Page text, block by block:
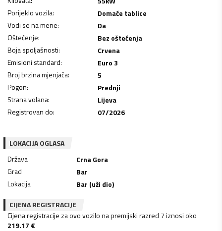
Porijeklo vozila:
Domaće tablice
Vodi se na mene:
Da
Oštećenje:
Bez oštećenja
Boja spoljašnosti:
Crvena
Emisioni standard:
Euro 3
Broj brzina mjenjača:
5
Pogon:
Prednji
Strana volana:
Lijeva
Registrovan do: 07/2026
LOKACIJA OGLASA
Država
Crna Gora
Grad
Bar
Lokacija
Bar (uži dio)
CIJENA REGISTRACIJE
Cijena registracije za ovo vozilo na premijski razred 7 iznosi oko
219.17 €